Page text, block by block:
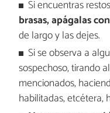
Si encuentras
brasas, apágalas
de largo y las dejes.
Si se observa a
sospechoso, tirando
mencionados,
habilitadas, etcétera,